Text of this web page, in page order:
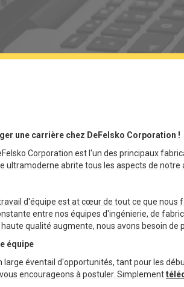
une carrière chez DeFelsko Corporation !
Corporation est l'un des principaux
ultramoderne abrite tous les aspects de
d'équipe est at cœur de tout ce que
entre nos équipes d'ingénierie, de
qualité augmente, nous avons besoin
équipe
large éventail d'opportunités, tant pour les
encourageons à postuler. Simplement